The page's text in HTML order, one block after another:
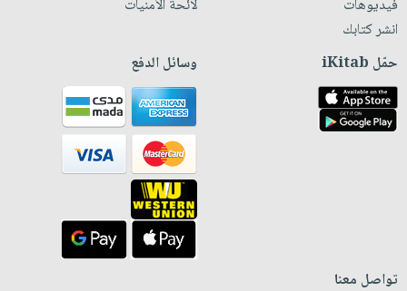
فيديوهات
انشر كتابك
لائحة الأمنيات
حمّل iKitab وسائل الدفع
تواصل معنا